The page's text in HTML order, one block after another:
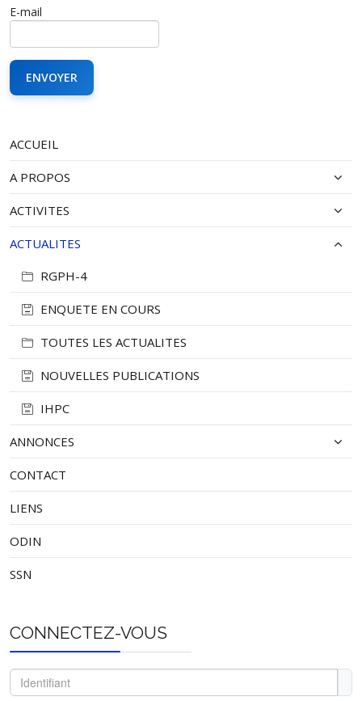
E-mail
ACCUEIL
A PROPOS
ACTIVITES
ACTUALITES
RGPH-4
ENQUETE EN COURS
TOUTES LES ACTUALITES
NOUVELLES PUBLICATIONS
IHPC
ANNONCES
CONTACT
LIENS
ODIN
SSN
CONNECTEZ-VOUS
Identifiant